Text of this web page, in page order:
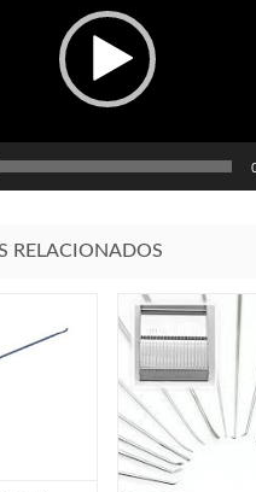
RELACIONADOS